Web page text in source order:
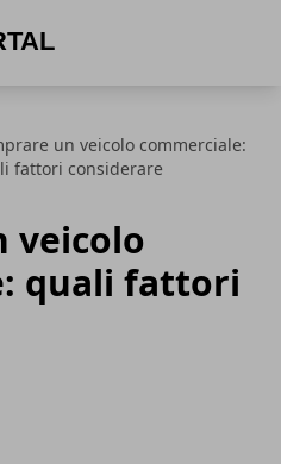
un veicolo commerciale:
fattori considerare
veicolo
quali fattori